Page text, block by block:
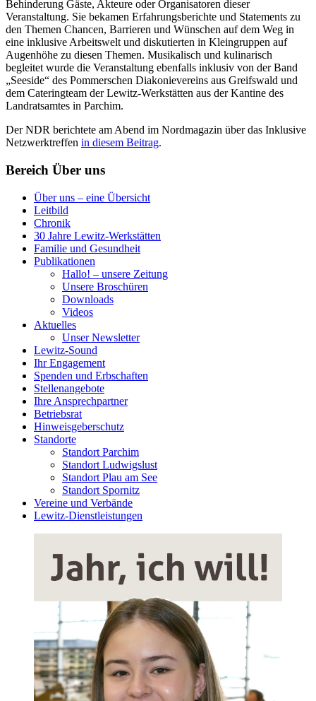
Behinderung Gäste, Akteure oder Organisatoren dieser
Veranstaltung. Sie bekamen Erfahrungsberichte und Statements zu
den Themen Chancen, Barrieren und Wünschen auf dem Weg in
eine inklusive Arbeitswelt und diskutierten in Kleingruppen auf
Augenhöhe zu diesen Themen. Musikalisch und kulinarisch
begleitet wurde die Veranstaltung ebenfalls inklusiv von der Band
„Seeside“ des Pommerschen Diakonievereins aus Greifswald und
dem Cateringteam der Lewitz-Werkstätten aus der Kantine des
Landratsamtes in Parchim.
Der NDR berichtete am Abend im Nordmagazin über das Inklusive
Netzwerktreffen in diesem Beitrag.
Bereich Über uns
Über uns – eine Übersicht
Leitbild
Chronik
30 Jahre Lewitz-Werkstätten
Familie und Gesundheit
Publikationen
Hallo! – unsere Zeitung
Unsere Broschüren
Downloads
Videos
Aktuelles
Unser Newsletter
Lewitz-Sound
Ihr Engagement
Spenden und Erbschaften
Stellenangebote
Ihre Ansprechpartner
Betriebsrat
Hinweisgeberschutz
Standorte
Standort Parchim
Standort Ludwigslust
Standort Plau am See
Standort Spornitz
Vereine und Verbände
Lewitz-Dienstleistungen